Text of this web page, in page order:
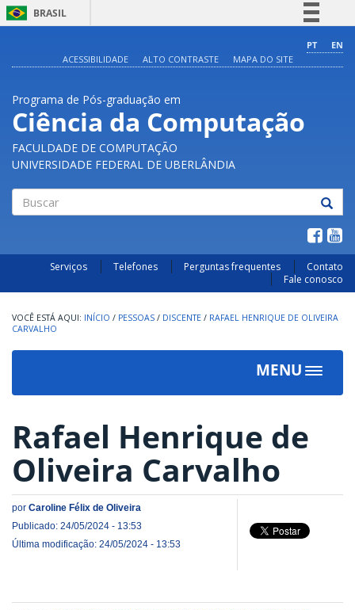
BRASIL
Comunica BR
Acesso à informação
Legislação
PT
EN
ACESSIBILIDADE
ALTO CONTRASTE MAPA DO SITE
Programa de Pós-graduação em
Ciência da Computação
FACULDADE DE COMPUTAÇÃO
UNIVERSIDADE FEDERAL DE UBERLÂNDIA
Serviços Telefones Perguntas frequentes
Contato
Fale conosco
INÍCIO / PESSOAS / DISCENTE / RAFAEL HENRIQUE DE OLIVEIRA
CARVALHO
MENU
Toggle
Rafael Henrique de
Oliveira Carvalho
por Caroline Félix de Oliveira
Publicado: 24/05/2024 - 13:53
Última modificação: 24/05/2024 - 13:53